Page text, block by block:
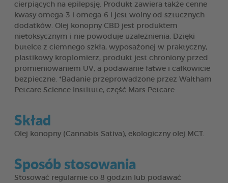
cierpiących na epilepsję. Produkt zawiera także cenne
kwasy omega-3 i omega-6 i jest wolny od sztucznych
dodatków. Olej konopny CBD jest produktem
nietoksycznym i nie powoduje uzależnienia. Dzięki
butelce z ciemnego szkła, wyposażonej w praktyczny,
plastikowy kroplomierz, produkt jest chroniony przed
promieniowaniem UV, a podawanie łatwe i całkowicie
bezpieczne. *Badanie przeprowadzone przez Waltham
Petcare Science Institute, część Mars Petcare
Skład
Olej konopny (Cannabis Sativa), ekologiczny olej MCT.
Sposób stosowania
Stosować regularnie co 8 godzin lub podawać